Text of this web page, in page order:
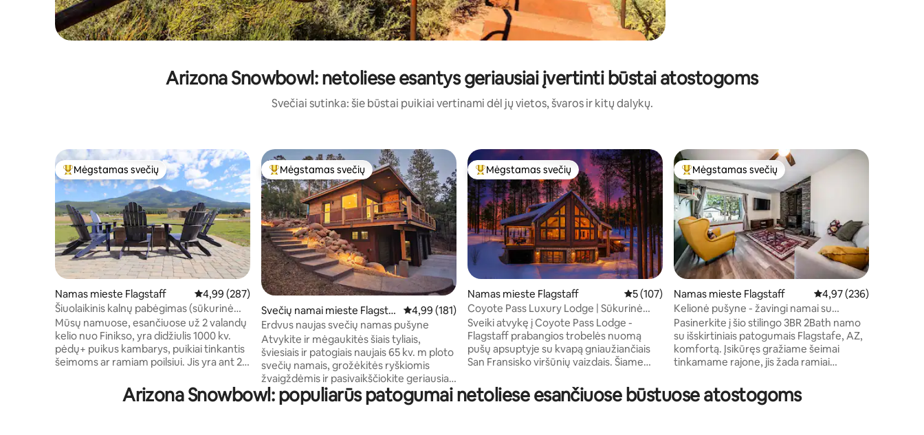
Arizona Snowbowl: netoliese esantys geriausiai įvertinti būstai atostogoms
Svečiai sutinka: šie būstai puikiai vertinami dėl jų vietos, švaros ir kitų dalykų.
Svečių mėgstamiausias
Mėgstamas svečių
Namas mieste Flagstaff Vidutinis įvertinimas: 4,99 iš 5, atsiliepimų: 287
4,99 (287)
Šiuolaikinis kalnų pabėgimas (sūkurinė
vonia ir elektromobilio įkrovimas)
Mūsų namuose, esančiuose už 2 valandų
kelio nuo Finikso, yra didžiulis 1000 kv.
pėdų+ puikus kambarys, puikiai tinkantis
šeimoms ar ramiam poilsiui. Jis yra ant 2
labai ramioje šiaurės vakarų vėliavos
dalyje. Mūsų namai yra už 1 min. kelio iki
Svečių mėgstamiausias
Mėgstamas svečių
Svečių namai mieste Flagsta
ff
Vidutinis įvertinimas: 4,99 iš 5, atsiliepimų: 181
4,99 (181)
Erdvus naujas svečių namas pušyne
Atvykite ir mėgaukitės šiais tyliais,
šviesiais ir patogiais naujais 65 kv. m ploto
svečių namais, grožėkitės ryškiomis
žvaigždėmis ir pasivaikščiokite geriausiais
Flagstafas takais, esančiais vos už durų.
Atsipalaiduokite ant milžiniškos sofos su
Svečių mėgstamiausias
Mėgstamas svečių
Namas mieste Flagstaff Vidutinis įvertinimas: 5 iš 5, atsiliepimų: 107
5 (107)
Coyote Pass Luxury Lodge | Sūkurinė
vonia | MTN vaizdai
Sveiki atvykę į Coyote Pass Lodge -
Flagstaff prabangios trobelės nuomą
pušų apsuptyje su kvapą gniaužiančiais
San Fransisko viršūnių vaizdais. Šiame
jame yra sūkurinė vonia, žaidimų
kambarys, vaikų žaidimų kambarys, virėjo
Svečių mėgstamiausias
Mėgstamas svečių
Namas mieste Flagstaff Vidutinis įvertinimas:
4,97 (236)
Kelionė pušyne - žavingi namai su
laužaviete
Pasinerkite į šio stilingo 3BR 2Bath namo
su išskirtiniais patogumais Flagstafe, AZ,
komfortą. Įsikūręs gražiame šeimai
tinkamame rajone, jis žada ramiai
miesto centro, daugybės pramogų ir
vaizdingų lankytinų vietų Šiuolaikinis
Arizona Snowbowl: populiarūs patogumai netoliese esančiuose būstuose atostogoms